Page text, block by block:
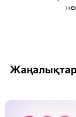
Жаңалықтар